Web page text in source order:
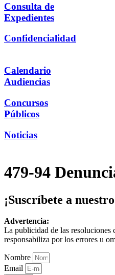
Consulta de
Expedientes
Confidencialidad
Calendario
Audiencias
Concursos
Públicos
Noticias
479-94
¡Suscríbete a
Advertencia:
La publicidad de las resoluciones
responsabiliza por los errores u
Nombre
Email